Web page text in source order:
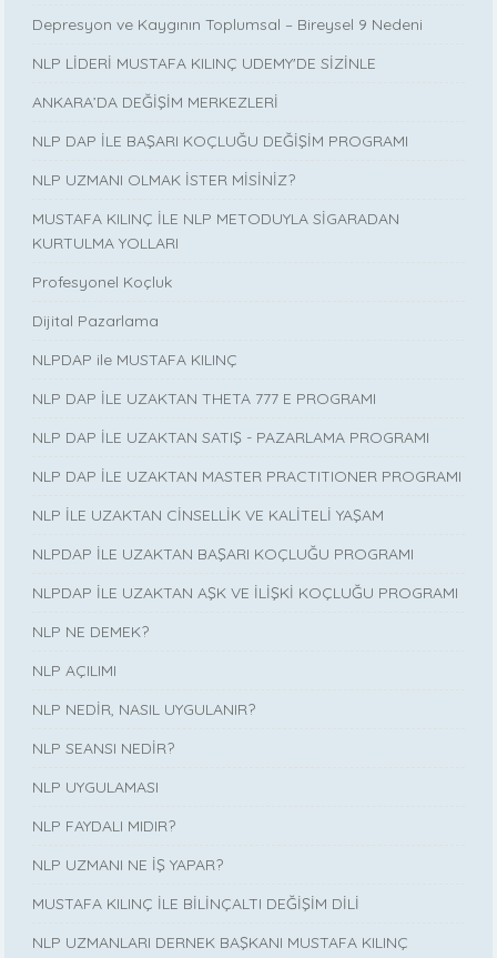
Depresyon ve Kaygının Toplumsal – Bireysel 9 Nedeni
NLP LİDERİ MUSTAFA KILINÇ UDEMY'DE SİZİNLE
ANKARA’DA DEĞİŞİM MERKEZLERİ
NLP DAP İLE BAŞARI KOÇLUĞU DEĞİŞİM PROGRAMI
NLP UZMANI OLMAK İSTER MİSİNİZ?
MUSTAFA KILINÇ İLE NLP METODUYLA SİGARADAN
KURTULMA YOLLARI
Profesyonel Koçluk
Dijital Pazarlama
NLPDAP ile MUSTAFA KILINÇ
NLP DAP İLE UZAKTAN THETA 777 E PROGRAMI
NLP DAP İLE UZAKTAN SATIŞ - PAZARLAMA PROGRAMI
NLP DAP İLE UZAKTAN MASTER PRACTITIONER PROGRAMI
NLP İLE UZAKTAN CİNSELLİK VE KALİTELİ YAŞAM
NLPDAP İLE UZAKTAN BAŞARI KOÇLUĞU PROGRAMI
NLPDAP İLE UZAKTAN AŞK VE İLİŞKİ KOÇLUĞU PROGRAMI
NLP NE DEMEK?
NLP AÇILIMI
NLP NEDİR, NASIL UYGULANIR?
NLP SEANSI NEDİR?
NLP UYGULAMASI
NLP FAYDALI MIDIR?
NLP UZMANI NE İŞ YAPAR?
MUSTAFA KILINÇ İLE BİLİNÇALTI DEĞİŞİM DİLİ
NLP UZMANLARI DERNEK BAŞKANI MUSTAFA KILINÇ